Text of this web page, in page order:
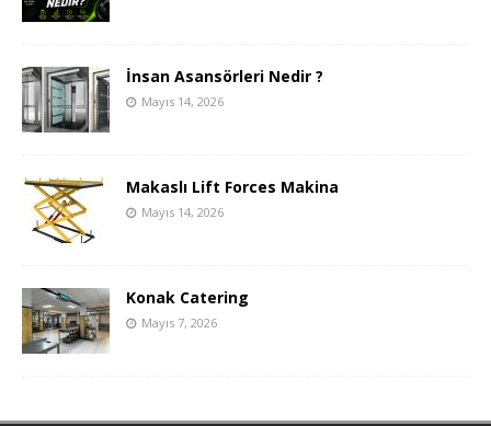
İnsan Asansörleri Nedir ?
Mayıs 14, 2026
Makaslı Lift Forces Makina
Mayıs 14, 2026
Konak Catering
Mayıs 7, 2026